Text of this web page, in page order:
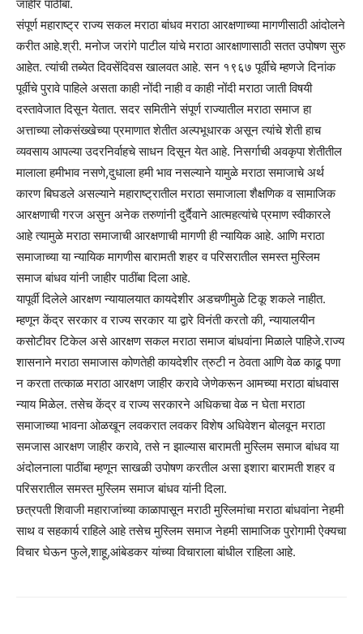
जाहीर पाठींबा.
संपूर्ण महाराष्ट्र राज्य सकल मराठा बांधव मराठा आरक्षणाच्या मागणीसाठी आंदोलने
करीत आहे.श्री. मनोज जरांगे पाटील यांचे मराठा आरक्षाणासाठी सतत उपोषण सुरु
आहेत. त्यांची तब्येत दिवसेंदिवस खालवत आहे. सन १९६७ पूर्वीचे म्हणजे दिनांक
पूर्वीचे पुरावे पाहिले असता काही नोंदी नाही व काही नोंदी मराठा जाती विषयी
दस्तावेजात दिसून येतात. सदर समितीने संपूर्ण राज्यातील मराठा समाज हा
अत्ताच्या लोकसंख्खेच्या प्रमाणात शेतीत अल्पभूधारक असून त्यांचे शेती हाच
व्यवसाय आपल्या उदरनिर्वाहचे साधन दिसून येत आहे. निसर्गाची अवकृपा शेतीतील
मालाला हमीभाव नसणे,दुधाला हमी भाव नसल्याने यामुळे मराठा समाजाचे अर्थ
कारण बिघडले असल्याने महाराष्ट्रातील मराठा समाजाला शैक्षणिक व सामाजिक
आरक्षणाची गरज असुन अनेक तरुणांनी दुर्दैवाने आत्महत्यांचे प्रमाण स्वीकारले
आहे त्यामुळे मराठा समाजाची आरक्षणाची मागणी ही न्यायिक आहे. आणि मराठा
समाजाच्या या न्यायिक मागणीस बारामती शहर व परिसरातील समस्त मुस्लिम
समाज बांधव यांनी जाहीर पाठींबा दिला आहे.
यापूर्वी दिलेले आरक्षण न्यायालयात कायदेशीर अडचणीमुळे टिकू शकले नाहीत.
म्हणून केंद्र सरकार व राज्य सरकार या द्वारे विनंती करतो की, न्यायालयीन
कसोटीवर टिकेल असे आरक्षण सकल मराठा समाज बांधवांना मिळाले पाहिजे.राज्य
शासनाने मराठा समाजास कोणतेही कायदेशीर त्रुटी न ठेवता आणि वेळ काढू पणा
न करता तत्काळ मराठा आरक्षण जाहीर करावे जेणेकरून आमच्या मराठा बांधवास
न्याय मिळेल. तसेच केंद्र व राज्य सरकारने अधिकचा वेळ न घेता मराठा
समाजाच्या भावना ओळखून लवकरात लवकर विशेष अधिवेशन बोलवून मराठा
समजास आरक्षण जाहीर करावे, तसे न झाल्यास बारामती मुस्लिम समाज बांधव या
अंदोलनाला पाठींबा म्हणून साखळी उपोषण करतील असा इशारा बारामती शहर व
परिसरातील समस्त मुस्लिम समाज बांधव यांनी दिला.
छत्रपती शिवाजी महाराजांच्या काळापासून मराठी मुस्लिमांचा मराठा बांधवांना नेहमी
साथ व सहकार्य राहिले आहे तसेच मुस्लिम समाज नेहमी सामाजिक पुरोगामी ऐक्यचा
विचार घेऊन फुले,शाहू,आंबेडकर यांच्या विचाराला बांधील राहिला आहे.